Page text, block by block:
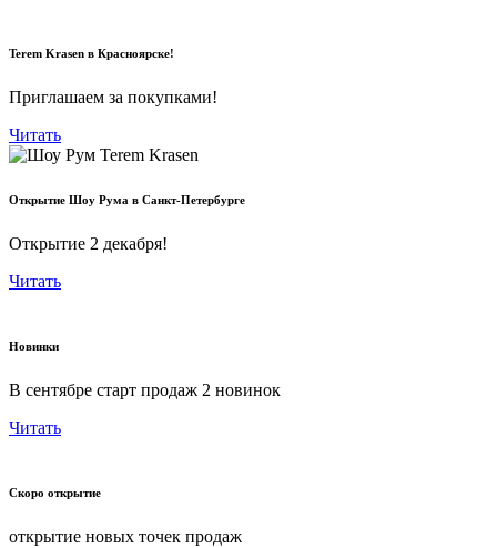
Terem Krasen в Красноярске!
Приглашаем за покупками!
Читать
Открытие Шоу Рума в Санкт-Петербурге
Открытие 2 декабря!
Читать
Новинки
В сентябре старт продаж 2 новинок
Читать
Скоро открытие
открытие новых точек продаж